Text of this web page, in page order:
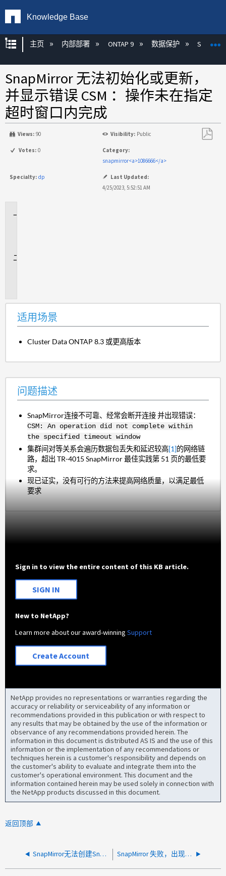
Knowledge Base
扩展/隐缩全局层次
主页 内部部署 ONTAP 9 数据保护
SnapMirror 无法初始化或更新，
并显示错误 CSM ：操作未在指定
超时窗口内完成
Views: 90 Visibility: Public
Votes: 0
Category:
snapmirror<a>1086666</a>
Specialty: dp
Last Updated:
4/25/2023, 5:52:51 AM
适用场景
Cluster Data ONTAP 8.3 或更高版本
问题描述
SnapMirror连接不可靠、经常会断开连接 并出现错误：
CSM: An operation did not complete within
the specified timeout window
集群间对等关系会遍历数据包丢失和延迟较高[1]的网络链
路，超出 TR-4015 SnapMirror 最佳实践第 51 页的最低要
求。
现已证实，没有可行的方法来提高网络质量，以满足最低
要求
Sign in to view the entire content of this KB article.
SIGN IN
New to NetApp?
Learn more about our award-winningSupport
Create Account
NetApp provides no representations or warranties regarding the
accuracy or reliability or serviceability of any information or
recommendations provided in this publication or with respect to
any results that may be obtained by the use of the information or
observance of any recommendations provided herein. The
information in this document is distributed AS IS and the use of this
information or the implementation of any recommendations or
techniques herein is a customer's responsibility and depends on
the customer's ability to evaluate and integrate them into the
customer's operational environment. This document and the
information contained herein may be used solely in connection with
the NetApp products discussed in this document.
返回顶部
SnapMirror无法创建Snapshot副本卷的克隆由快照提供支持 SnapMirror 失败，出现错误"连接失败"